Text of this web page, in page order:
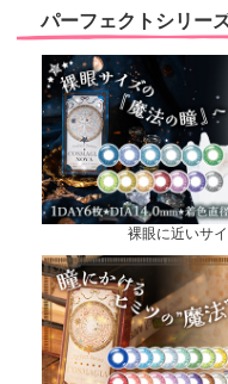
パーフェクトシリー
裸眼に近いサ